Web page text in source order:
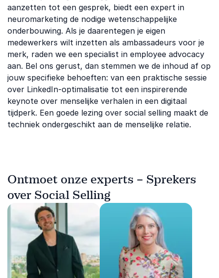
aanzetten tot een gesprek, biedt een expert in
neuromarketing de nodige wetenschappelijke
onderbouwing. Als je daarentegen je eigen
medewerkers wilt inzetten als ambassadeurs voor je
merk, raden we een specialist in employee advocacy
aan. Bel ons gerust, dan stemmen we de inhoud af op
jouw specifieke behoeften: van een praktische sessie
over LinkedIn-optimalisatie tot een inspirerende
keynote over menselijke verhalen in een digitaal
tijdperk. Een goede lezing over social selling maakt de
techniek ondergeschikt aan de menselijke relatie.
Ontmoet onze experts – Sprekers
over Social Selling